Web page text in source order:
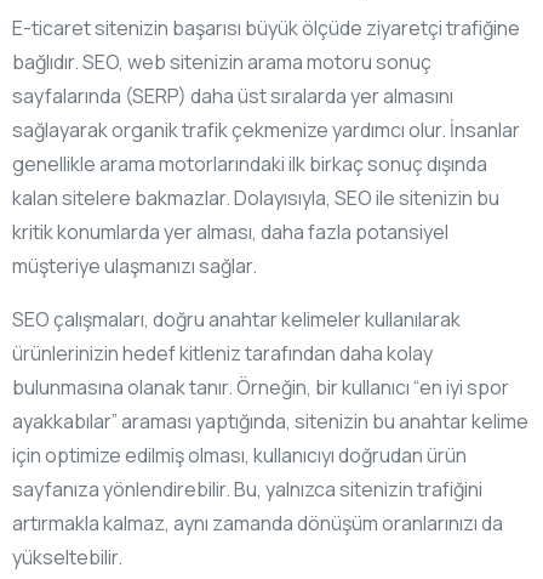
E-ticaret sitenizin başarısı büyük ölçüde ziyaretçi trafiğine
bağlıdır. SEO, web sitenizin arama motoru sonuç
sayfalarında (SERP) daha üst sıralarda yer almasını
sağlayarak organik trafik çekmenize yardımcı olur. İnsanlar
genellikle arama motorlarındaki ilk birkaç sonuç dışında
kalan sitelere bakmazlar. Dolayısıyla, SEO ile sitenizin bu
kritik konumlarda yer alması, daha fazla potansiyel
müşteriye ulaşmanızı sağlar.
SEO çalışmaları, doğru anahtar kelimeler kullanılarak
ürünlerinizin hedef kitleniz tarafından daha kolay
bulunmasına olanak tanır. Örneğin, bir kullanıcı “en iyi spor
ayakkabılar” araması yaptığında, sitenizin bu anahtar kelime
için optimize edilmiş olması, kullanıcıyı doğrudan ürün
sayfanıza yönlendirebilir. Bu, yalnızca sitenizin trafiğini
artırmakla kalmaz, aynı zamanda dönüşüm oranlarınızı da
yükseltebilir.